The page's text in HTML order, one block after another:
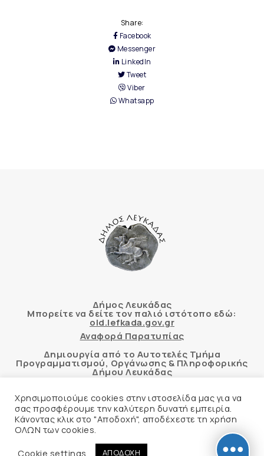
Share:
Facebook
Messenger
LinkedIn
Tweet
Viber
Whatsapp
Δήμος Λευκάδας
Μπορείτε να δείτε τον παλιό ιστότοπο εδώ:
old.lefkada.gov.gr
Αναφορά Παρατυπίας
Δημιουργία από το Αυτοτελές Τμήμα
Προγραμματισμού, Οργάνωσης & Πληροφορικής
Δήμου Λευκάδας
Αυτόματος έλεγχος προσβασιμότητας
δικτυακού τόπου με βάση το πρότυπο WCAG 2.1
Χρησιμοποιούμε cookies στην ιστοσελίδα μας για να
σας προσφέρουμε την καλύτερη δυνατή εμπειρία.
Κάνοντας κλικ στο "Αποδοχή", αποδέχεστε τη χρήση
ΟΛΩΝ των cookies.
Cookie settings
ΑΠΟΔΟΧΗ